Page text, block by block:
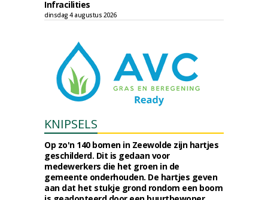
Infracilities
dinsdag 4 augustus 2026
KNIPSELS
Op zo'n 140 bomen in Zeewolde zijn hartjes
geschilderd. Dit is gedaan voor
medewerkers die het groen in de
gemeente onderhouden. De hartjes geven
aan dat het stukje grond rondom een boom